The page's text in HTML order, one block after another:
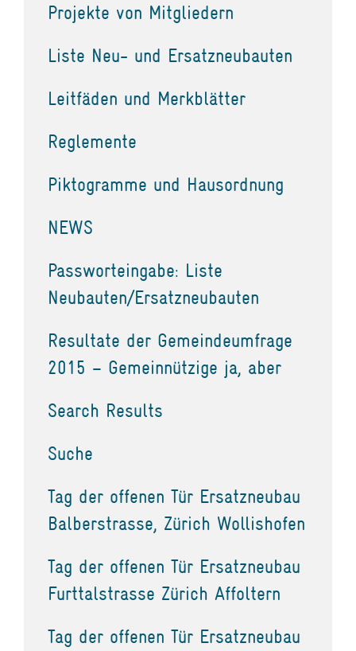
Projekte von Mitgliedern
Liste Neu- und Ersatzneubauten
Leitfäden und Merkblätter
Reglemente
Piktogramme und Hausordnung
NEWS
Passworteingabe: Liste
Neubauten/Ersatzneubauten
Resultate der Gemeindeumfrage
2015 – Gemeinnützige ja, aber
Search Results
Suche
Tag der offenen Tür Ersatzneubau
Balberstrasse, Zürich Wollishofen
Tag der offenen Tür Ersatzneubau
Furttalstrasse Zürich Affoltern
Tag der offenen Tür Ersatzneubau